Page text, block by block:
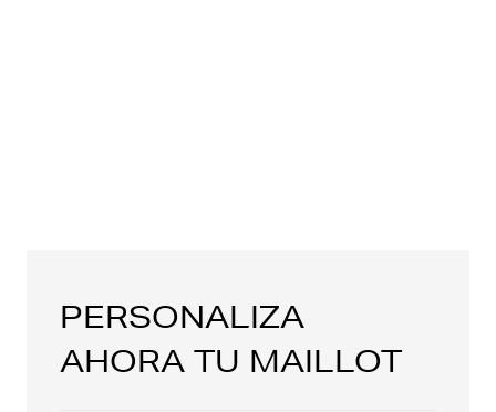
PERSONALIZA
AHORA TU MAILLOT